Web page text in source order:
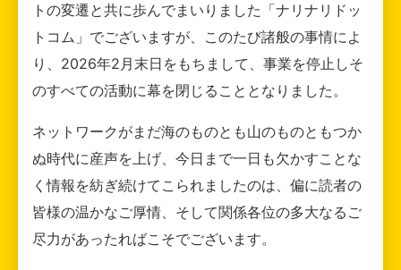
トの変遷と共に歩んでまいりました「ナリナリドッ
トコム」でございますが、このたび諸般の事情によ
り、2026年2月末日をもちまして、事業を停止しそ
のすべての活動に幕を閉じることとなりました。
ネットワークがまだ海のものとも山のものともつか
ぬ時代に産声を上げ、今日まで一日も欠かすことな
く情報を紡ぎ続けてこられましたのは、偏に読者の
皆様の温かなご厚情、そして関係各位の多大なるご
尽力があったればこそでございます。